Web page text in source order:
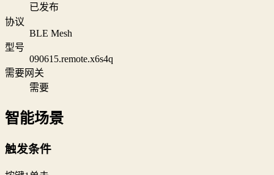
已发布
协议
BLE Mesh
型号
090615.remote.x6s4q
需要网关
需要
智能场景
触发条件